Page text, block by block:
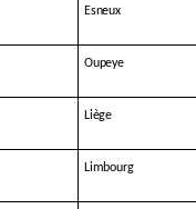
Esneux
Oupeye
Liège
Limbourg